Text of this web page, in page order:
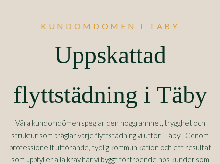
KUNDOMDÖMEN I TÄBY
Uppskattad
flyttstädning i Täby
Våra kundomdömen speglar den noggrannhet, trygghet och
struktur som präglar varje flyttstädning vi utför iTäby . Genom
professionellt utförande, tydlig kommunikation och ett resultat
som uppfyller alla krav har vi byggt förtroende hos kunder som